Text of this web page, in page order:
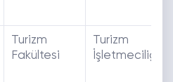
Turizm
Fakültesi
Turizm
İşletmeciliği